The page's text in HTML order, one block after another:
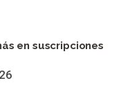
en suscripciones